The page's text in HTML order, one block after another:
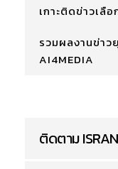
เกาะติดข่าวเลื
รวมผลงานข่า
AI4MEDIA
ติดตาม